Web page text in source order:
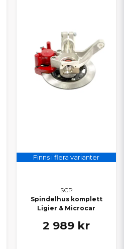
Finns i flera varianter
SCP
Spindelhus komplett
Ligier & Microcar
2 989 kr